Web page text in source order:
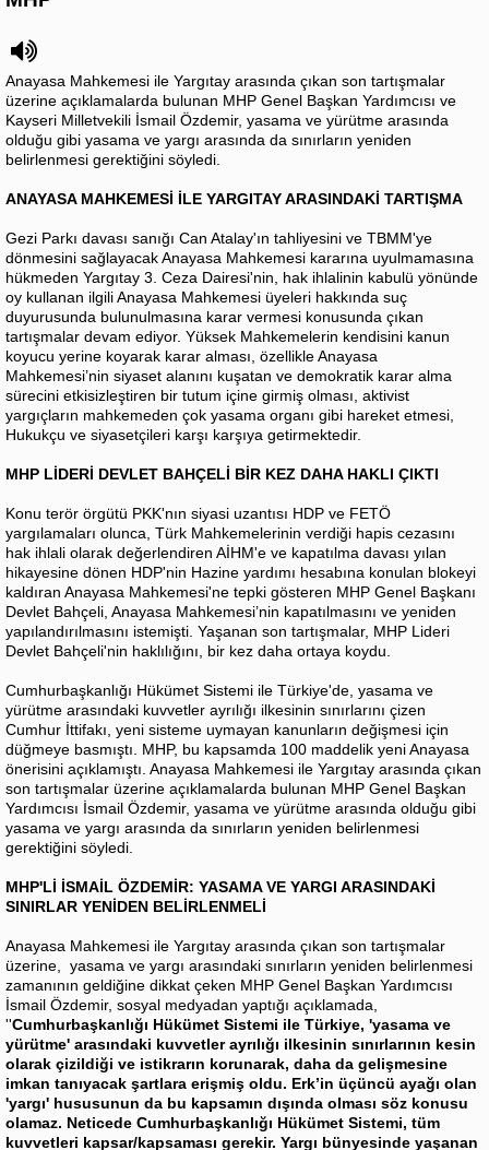
Anayasa Mahkemesi ile Yargıtay arasında çıkan son tartışmalar
üzerine açıklamalarda bulunan MHP Genel Başkan Yardımcısı ve
Kayseri Milletvekili İsmail Özdemir, yasama ve yürütme arasında
olduğu gibi yasama ve yargı arasında da sınırların yeniden
belirlenmesi gerektiğini söyledi.
ANAYASA MAHKEMESİ İLE YARGITAY ARASINDAKİ TARTIŞMA
Gezi Parkı davası sanığı Can Atalay'ın tahliyesini ve TBMM'ye
dönmesini sağlayacak Anayasa Mahkemesi kararına uyulmamasına
hükmeden Yargıtay 3. Ceza Dairesi'nin, hak ihlalinin kabulü yönünde
oy kullanan ilgili Anayasa Mahkemesi üyeleri hakkında suç
duyurusunda bulunulmasına karar vermesi konusunda çıkan
tartışmalar devam ediyor. Yüksek Mahkemelerin kendisini kanun
koyucu yerine koyarak karar alması, özellikle Anayasa
Mahkemesi’nin siyaset alanını kuşatan ve demokratik karar alma
sürecini etkisizleştiren bir tutum içine girmiş olması, aktivist
yargıçların mahkemeden çok yasama organı gibi hareket etmesi,
Hukukçu ve siyasetçileri karşı karşıya getirmektedir.
MHP LİDERİ DEVLET BAHÇELİ BİR KEZ DAHA HAKLI ÇIKTI
Konu terör örgütü PKK'nın siyasi uzantısı HDP ve FETÖ
yargılamaları olunca, Türk Mahkemelerinin verdiği hapis cezasını
hak ihlali olarak değerlendiren AİHM'e ve kapatılma davası yılan
hikayesine dönen HDP'nin Hazine yardımı hesabına konulan blokeyi
kaldıran Anayasa Mahkemesi'ne tepki gösteren MHP Genel Başkanı
Devlet Bahçeli, Anayasa Mahkemesi’nin kapatılmasını ve yeniden
yapılandırılmasını istemişti. Yaşanan son tartışmalar, MHP Lideri
Devlet Bahçeli'nin haklılığını, bir kez daha ortaya koydu.
Cumhurbaşkanlığı Hükümet Sistemi ile Türkiye'de, yasama ve
yürütme arasındaki kuvvetler ayrılığı ilkesinin sınırlarını çizen
Cumhur İttifakı, yeni sisteme uymayan kanunların değişmesi için
düğmeye basmıştı. MHP, bu kapsamda 100 maddelik yeni Anayasa
önerisini açıklamıştı. Anayasa Mahkemesi ile Yargıtay arasında çıkan
son tartışmalar üzerine açıklamalarda bulunan MHP Genel Başkan
Yardımcısı İsmail Özdemir, yasama ve yürütme arasında olduğu gibi
yasama ve yargı arasında da sınırların yeniden belirlenmesi
gerektiğini söyledi.
MHP'Lİ İSMAİL ÖZDEMİR: YASAMA VE YARGI ARASINDAKİ
SINIRLAR YENİDEN BELİRLENMELİ
Anayasa Mahkemesi ile Yargıtay arasında çıkan son tartışmalar
üzerine, yasama ve yargı arasındaki sınırların yeniden belirlenmesi
zamanının geldiğine dikkat çeken MHP Genel Başkan Yardımcısı
İsmail Özdemir, sosyal medyadan yaptığı açıklamada,
''Cumhurbaşkanlığı Hükümet Sistemi ile Türkiye, 'yasama ve
yürütme' arasındaki kuvvetler ayrılığı ilkesinin sınırlarının kesin
olarak çizildiği ve istikrarın korunarak, daha da gelişmesine
imkan tanıyacak şartlara erişmiş oldu. Erk’in üçüncü ayağı olan
'yargı' hususunun da bu kapsamın dışında olması söz konusu
olamaz. Neticede Cumhurbaşkanlığı Hükümet Sistemi, tüm
kuvvetleri kapsar/kapsaması gerekir. Yargı bünyesinde yaşanan